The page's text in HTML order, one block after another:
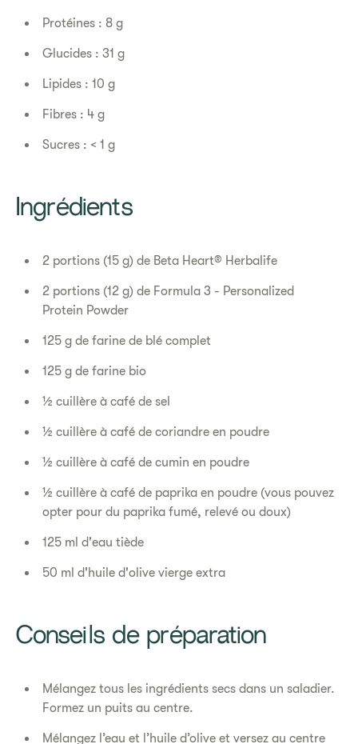
Protéines : 8 g
Glucides : 31 g
Lipides : 10 g
Fibres : 4 g
Sucres : < 1 g
Ingrédients
2 portions (15 g) de Beta Heart® Herbalife
2 portions (12 g) de Formula 3 - Personalized
Protein Powder
125 g de farine de blé complet
125 g de farine bio
½ cuillère à café de sel
½ cuillère à café de coriandre en poudre
½ cuillère à café de cumin en poudre
½ cuillère à café de paprika en poudre (vous pouvez
opter pour du paprika fumé, relevé ou doux)
125 ml d'eau tiède
50 ml d'huile d'olive vierge extra
Conseils de préparation
Mélangez tous les ingrédients secs dans un saladier.
Formez un puits au centre.
Mélangez l’eau et l’huile d’olive et versez au centre